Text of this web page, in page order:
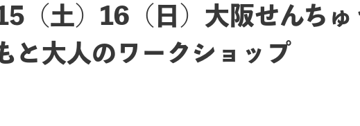
（土）16（日）大阪せんちゅ
大人のワークショップ